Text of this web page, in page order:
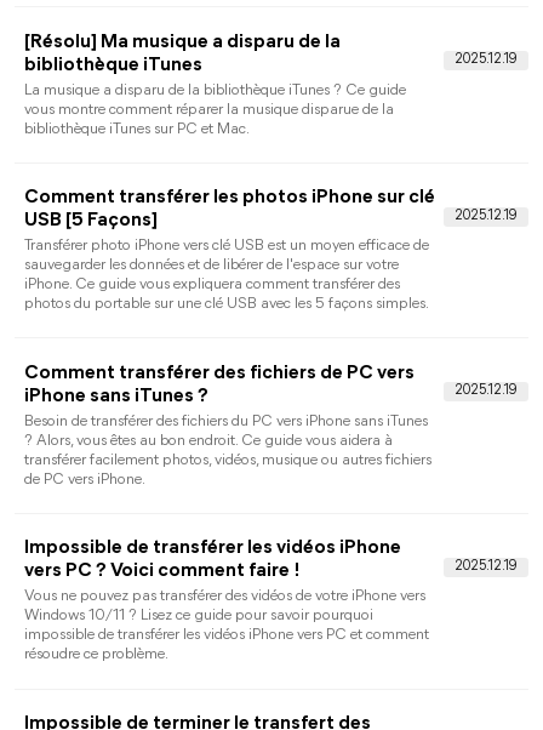
4 Méthodes de transférer des albums photos
iPhone vers PC/Mac
Ce guide vous montre comment transférer des albums photos
depuis iPhone vers PC/Mac. Que vous souhaitiez transférer un
Solutions : Les vidéos de l'iPhone ne
s'affichent pas sur l'ordinateur
Vous trouvez que des vidéos iPhone non visibles dans le dossier
problème ennuyeux.
Comment copier une playlist iTunes sur la clé
USB ?
clé USB ? Ce guide vous présente trois méthodes efficaces
pour exporter une playlist iTunes vers la clé USB.
Comment transférer musique PC vers iPhone
Comment mettre musique sur iPhone depuis PC sans iTunes